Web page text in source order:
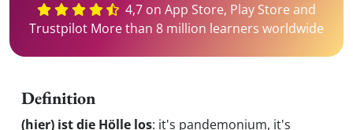
4,7 on App Store, Play Store and
Trustpilot More than 8 million learners worldwide
Definition
(hier) ist die Hölle los: it's pandemonium, it's